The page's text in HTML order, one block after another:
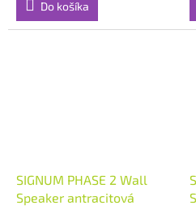
Do košíka
SIGNUM PHASE 2 Wall
Speaker antracitová